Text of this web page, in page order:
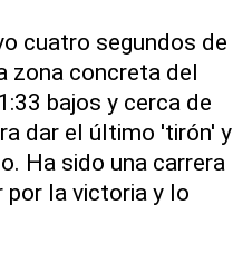
cuatro segundos de
zona concreta del
bajos y cerca de
dar el último 'tirón' y
Ha sido una carrera
por la victoria y lo